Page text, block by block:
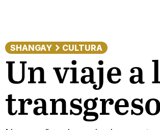
SHANGAY CULTURA
Un viaje a